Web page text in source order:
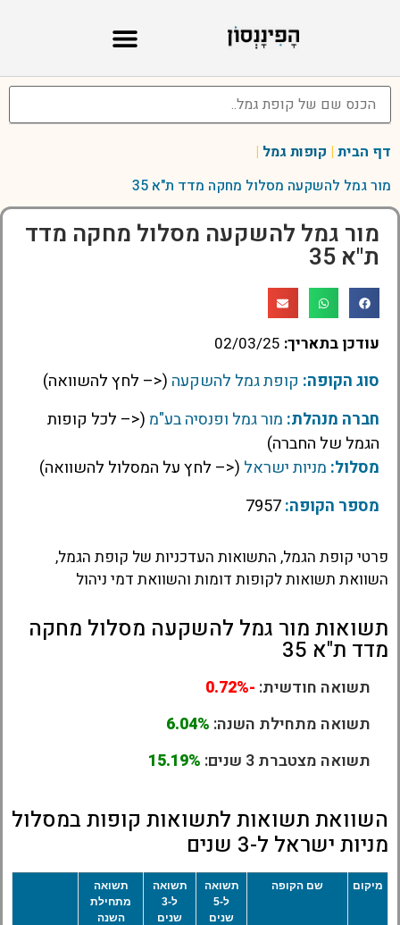
דף הבית | קופות גמל |
מור גמל להשקעה מסלול מחקה מדד ת"א 35
מור גמל להשקעה מסלול מחקה מדד
ת"א 35
עודכן בתאריך: 02/03/25
סוג הקופה: קופת גמל להשקעה (<– לחץ להשוואה)
חברה מנהלת: מור גמל ופנסיה בע"מ (<– לכל קופות
הגמל של החברה)
מסלול: מניות ישראל (<– לחץ על המסלול להשוואה)
מספר הקופה:
פרטי קופת הגמל, התשואות העדכניות של קופת הגמל,
השוואת תשואות לקופות דומות והשוואת דמי ניהול
תשואות מור גמל להשקעה מסלול מחקה
מדד ת"א 35
תשואה חודשית: -0.72%
תשואה מתחילת השנה: 6.04%
תשואה מצטברת 3 שנים:
15.19%
השוואת תשואות לתשואות קופות במסלול
מניות ישראל ל-3 שנים
מיקום שם הקופה
תשואה
ל-5
שנים
תשואה
ל-3
שנים
תשואה
מתחילת
השנה